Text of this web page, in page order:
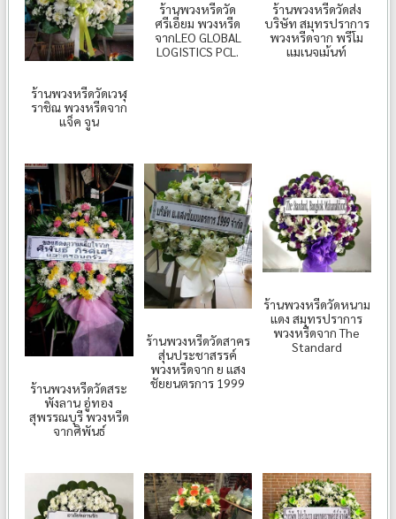
ร้านพวงหรีดวัดเวฬุ
ราชิณ พวงหรีดจาก
แจ็ค จูน
ร้านพวงหรีดวัด
ศรีเอี่ยม พวงหรีด
จากLEO GLOBAL
LOGISTICS PCL.
ร้านพวงหรีดวัดส่ง
บริษัท สมุทรปราการ
พวงหรีดจาก พรีโม
แมเนจเม้นท์
ร้านพวงหรีดวัดสระ
พังลาน อู่ทอง
สุพรรณบุรี พวงหรีด
จากศิพันธ์
ร้านพวงหรีดวัดสาคร
สุ่นประชาสรรค์
พวงหรีดจาก ย แสง
ชัยยนตรการ 1999
ร้านพวงหรีดวัดหนาม
แดง สมุทรปราการ
พวงหรีดจาก The
Standard